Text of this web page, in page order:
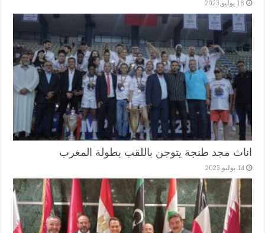
16 يوليو,2023
اناث مجد طنجة يتوجن باللقب بطولة المغرب
14 يوليو,2023